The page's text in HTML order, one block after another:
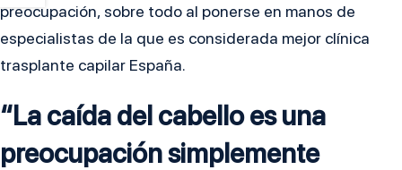
preocupación, sobre todo al ponerse en manos de
especialistas de la que es considerada mejor clínica
trasplante capilar España.
“La caída del cabello es una
preocupación simplemente